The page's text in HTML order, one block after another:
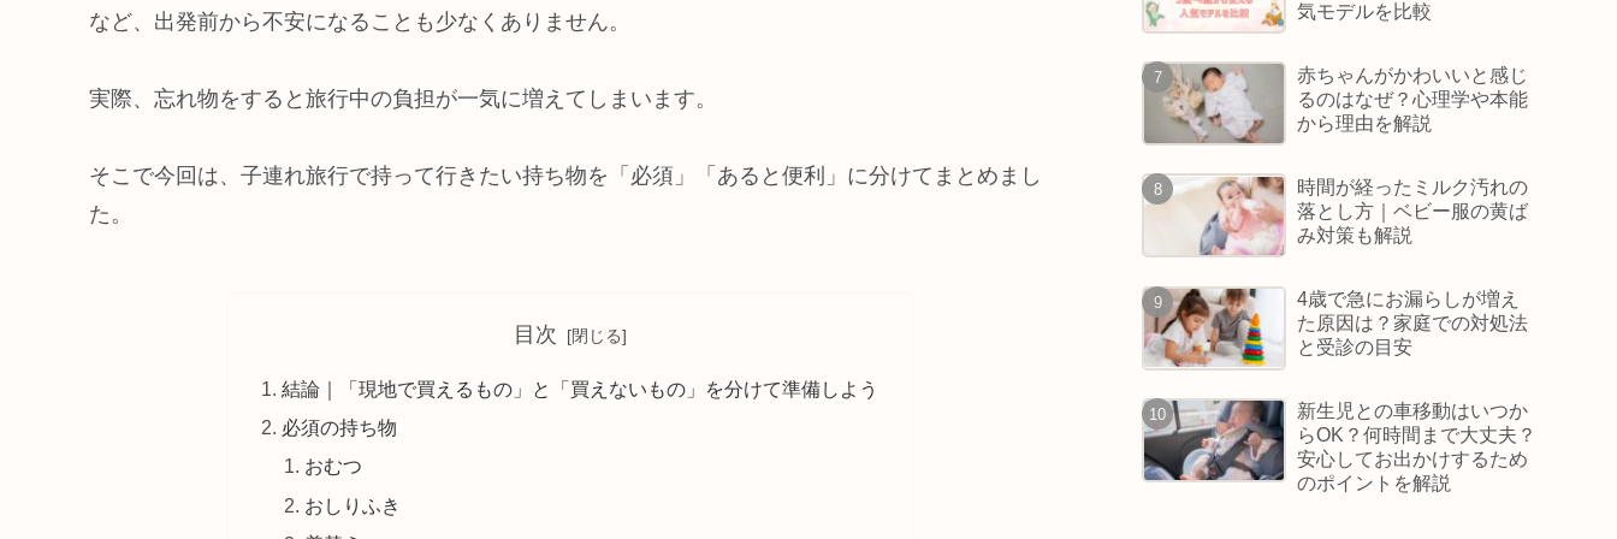
など、出発前から不安になることも少なくありません。
実際、忘れ物をすると旅行中の負担が一気に増えてしまいます。
そこで今回は、子連れ旅行で持って行きたい持ち物を「必須」「あると便利」に分けてまとめまし
た。
目次
結論｜「現地で買えるもの」と「買えないもの」を分けて準備しよう
必須の持ち物
おむつ
おしりふき
気モデルを比較
赤ちゃんがかわいいと感じ
るのはなぜ？心理学や本能
から理由を解説
時間が経ったミルク汚れの
落とし方｜ベビー服の黄ば
み対策も解説
4歳で急にお漏らしが増え
た原因は？家庭での対処法
と受診の目安
新生児との車移動はいつか
らOK？何時間まで大丈夫？
安心してお出かけするため
のポイントを解説